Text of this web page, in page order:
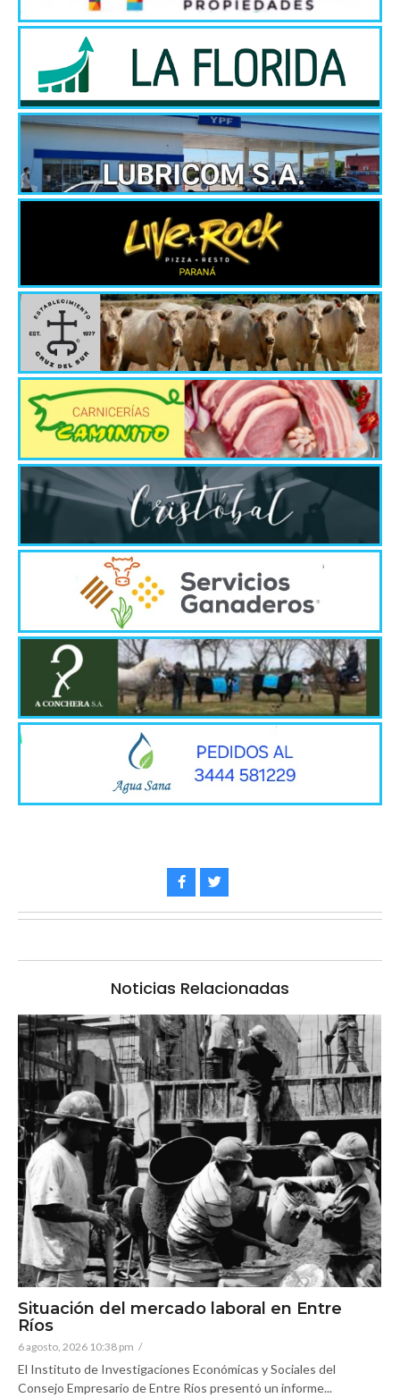
Noticias Relacionadas
Situación del mercado laboral en Entre
Ríos
6 agosto, 2026 10:38 pm /
El Instituto de Investigaciones Económicas y Sociales del
Consejo Empresario de Entre Ríos presentó un informe...